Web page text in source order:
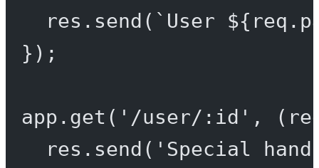
res. send ( `User ${ req .
});
app. get ( '/user/:id' , (
res. send ( 'Special